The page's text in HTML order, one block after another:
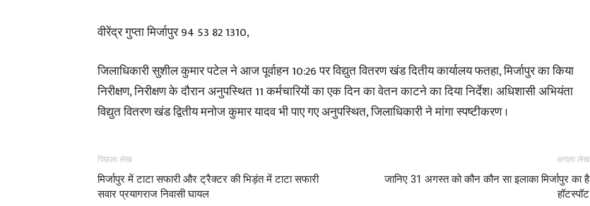
News,
Latest
वीरेंद्र गुप्ता मिर्जापुर 94 53 82 1310,
जिलाधिकारी सुशील कुमार पटेल ने आज पूर्वाहन 10:26 पर विद्युत वितरण खंड दितीय कार्यालय फतहा, मिर्जापुर का किया
निरीक्षण, निरीक्षण के दौरान अनुपस्थित 11 कर्मचारियों का एक दिन का वेतन काटने का दिया निर्देश। अधिशासी अभियंता
विद्युत वितरण खंड द्वितीय मनोज कुमार यादव भी पाए गए अनुपस्थित, जिलाधिकारी ने मांगा स्पष्टीकरण ।
पिछला लेख
मिर्जापुर में टाटा सफारी और ट्रैक्टर की भिड़ंत में टाटा सफारी
सवार प्रयागराज निवासी घायल
अगला लेख
जानिए 31 अगस्त को कौन कौन सा इलाका मिर्जापुर का है
हॉटस्पॉट